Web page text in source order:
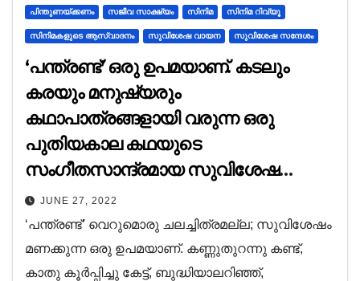
പിന്തുണയ്ക്കണം സജീവ സാക്ഷ്യം സിനിമ സിനിമ റിവ്യൂ
സിനിമകളുടെ ആസ്വാദനം സുവിശേഷ വായന സുവിശേഷ സന്ദേശം
‘പന്ത്രണ്ട്’ ഒരു ഉപമയാണ്. കടലും
കരയും മനുഷ്യരും
കഥാപാത്രങ്ങളായി വരുന്ന ഒരു
പുതിയകാല കഥയുടെ
സംഗീതസാന്ദ്രമായ സുവിശേഷ
വായന! കണ്ടുതന്നെ അറിയണം
അതിന്റെ ഭംഗി!
JUNE 27, 2022
‘പന്ത്രണ്ട്’ വെറുമൊരു ചലച്ചിത്രമല്ല; സുവിശേഷം
മണക്കുന്ന ഒരു ഉപമയാണ്. കണ്ണുതുറന്നു കണ്ട്,
കാതു കൂർപ്പിച്ചു കേട്ട്, ബുദ്ധിയാലറിഞ്ഞ്,